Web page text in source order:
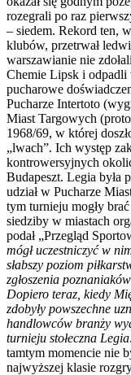
rozegrali po raz
– siedem. Rekord ten,
klubów, przetrwał
warszawianie nie
Chemie Lipsk i
pucharowe
Pucharze Intertoto
Miast Targowych
1968/69, w której
„lwach”. Ich występ
kontrowersyjnych
Budapeszt. Legia była
udział w Pucharze
tym turnieju mogły brać
siedziby w miastach
podał „Przegląd
mógł uczestniczyć w
słabszy poziom
zgłoszenia
Dopiero teraz, kiedy
zdobyły powszechne
handlowców branży
turnieju stołeczna Legia
tamtym momencie nie
najwyższej klasie